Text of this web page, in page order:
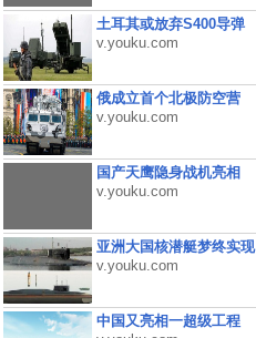
土耳其或放弃S400导弹
v.youku.com
俄成立首个北极防空营
v.youku.com
国产天鹰隐身战机亮相
v.youku.com
亚洲大国核潜艇梦终实现
v.youku.com
中国又亮相一超级工程